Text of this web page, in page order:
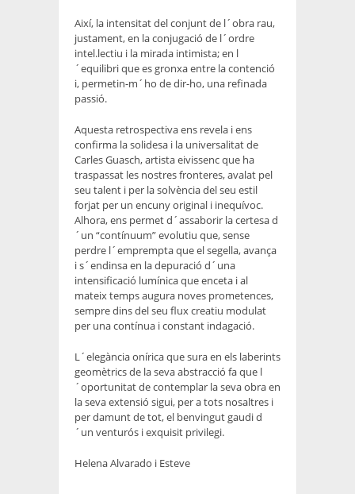
Així, la intensitat del conjunt de l´obra rau,
justament, en la conjugació de l´ordre
intel.lectiu i la mirada intimista; en l
´equilibri que es gronxa entre la contenció
i, permetin-m´ho de dir-ho, una refinada
passió.
Aquesta retrospectiva ens revela i ens
confirma la solidesa i la universalitat de
Carles Guasch, artista eivissenc que ha
traspassat les nostres fronteres, avalat pel
seu talent i per la solvència del seu estil
forjat per un encuny original i inequívoc.
Alhora, ens permet d´assaborir la certesa d
´un “contínuum” evolutiu que, sense
perdre l´emprempta que el segella, avança
i s´endinsa en la depuració d´una
intensificació lumínica que enceta i al
mateix temps augura noves prometences,
sempre dins del seu flux creatiu modulat
per una contínua i constant indagació.
L´elegància onírica que sura en els laberints
geomètrics de la seva abstracció fa que l
´oportunitat de contemplar la seva obra en
la seva extensió sigui, per a tots nosaltres i
per damunt de tot, el benvingut gaudi d
´un venturós i exquisit privilegi.
Helena Alvarado i Esteve